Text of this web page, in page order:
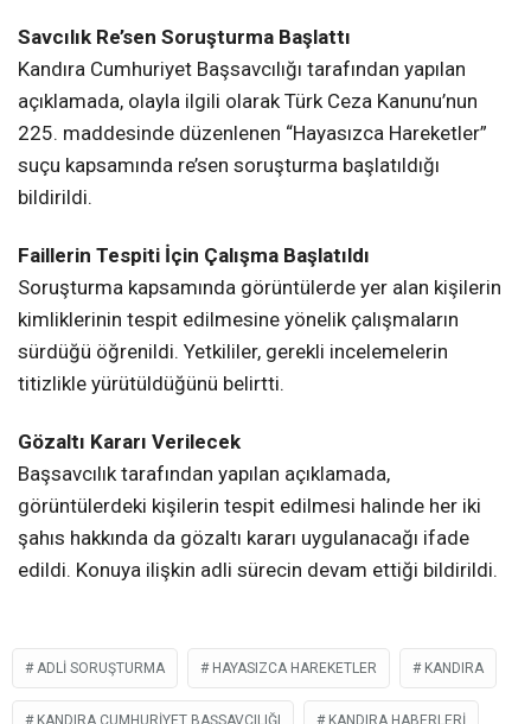
davranışlarda bulunduğu öne sürülen bir çiftin
görüntülerinin sosyal medya ve bazı haber mecralarında
yer almasının ardından adli süreç başlatıldı.
Görüntüler Tepki Çekti
Çevrede bulunan vatandaşlar tarafından cep telefonu
sürede sosyal medyada yayıldı. Kamuoyunda geniş
yankı uyandıran olayla ilgili yetkili makamlar harekete
geçti.
Savcılık Re’sen Soruşturma Başlattı
açıklamada, olayla ilgili olarak Türk Ceza Kanunu’nun
225. maddesinde düzenlenen “Hayasızca Hareketler”
suçu kapsamında re’sen soruşturma başlatıldığı
bildirildi.
kimliklerinin tespit edilmesine yönelik çalışmaların
sürdüğü öğrenildi. Yetkililer, gerekli incelemelerin